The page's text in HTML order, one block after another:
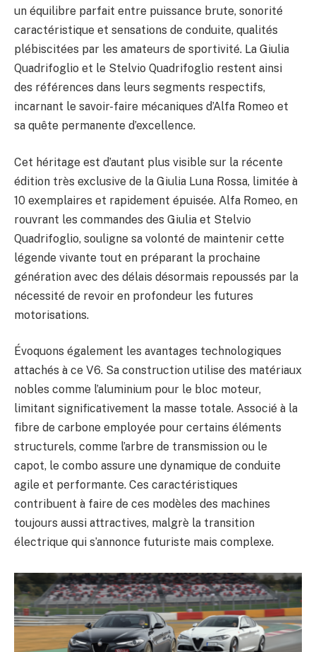
un équilibre parfait entre puissance brute, sonorité
caractéristique et sensations de conduite, qualités
plébiscitées par les amateurs de sportivité. La Giulia
Quadrifoglio et le Stelvio Quadrifoglio restent ainsi
des références dans leurs segments respectifs,
incarnant le savoir-faire mécaniques d’Alfa Romeo et
sa quête permanente d’excellence.
Cet héritage est d’autant plus visible sur la récente
édition très exclusive de la Giulia Luna Rossa, limitée à
10 exemplaires et rapidement épuisée. Alfa Romeo, en
rouvrant les commandes des Giulia et Stelvio
Quadrifoglio, souligne sa volonté de maintenir cette
légende vivante tout en préparant la prochaine
génération avec des délais désormais repoussés par la
nécessité de revoir en profondeur les futures
motorisations.
Évoquons également les avantages technologiques
attachés à ce V6. Sa construction utilise des matériaux
nobles comme l’aluminium pour le bloc moteur,
limitant significativement la masse totale. Associé à la
fibre de carbone employée pour certains éléments
structurels, comme l’arbre de transmission ou le
capot, le combo assure une dynamique de conduite
agile et performante. Ces caractéristiques
contribuent à faire de ces modèles des machines
toujours aussi attractives, malgrè la transition
électrique qui s’annonce futuriste mais complexe.